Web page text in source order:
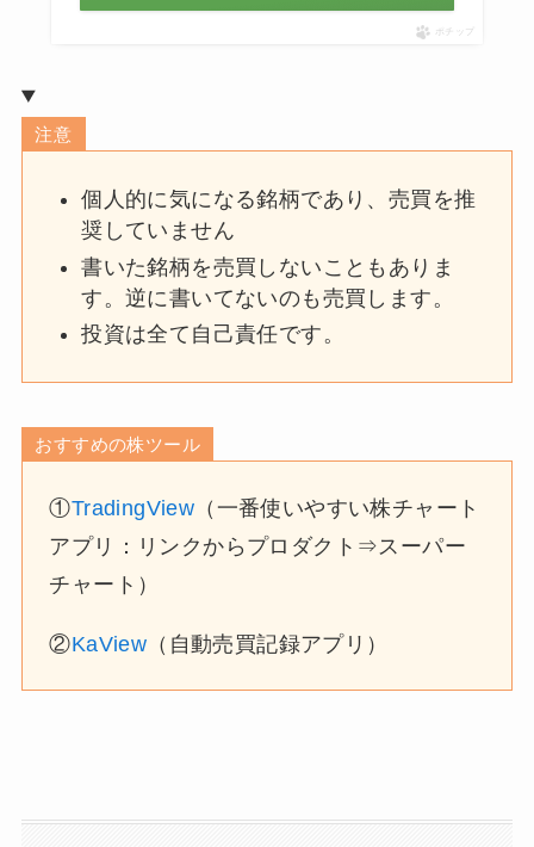
ポチップ
注意
個人的に気になる銘柄であり、売買を推
奨していません
書いた銘柄を売買しないこともありま
す。逆に書いてないのも売買します。
投資は全て自己責任です。
おすすめの株ツール
①TradingView （一番使いやすい株チャート
アプリ：リンクからプロダクト⇒スーパー
チャート）
②KaView （自動売買記録アプリ）